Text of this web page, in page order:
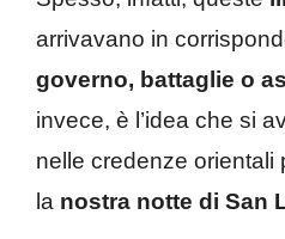
arrivavano in
governo, battaglie o
invece, è l’idea che si
nelle credenze orientali
la nostra notte di San